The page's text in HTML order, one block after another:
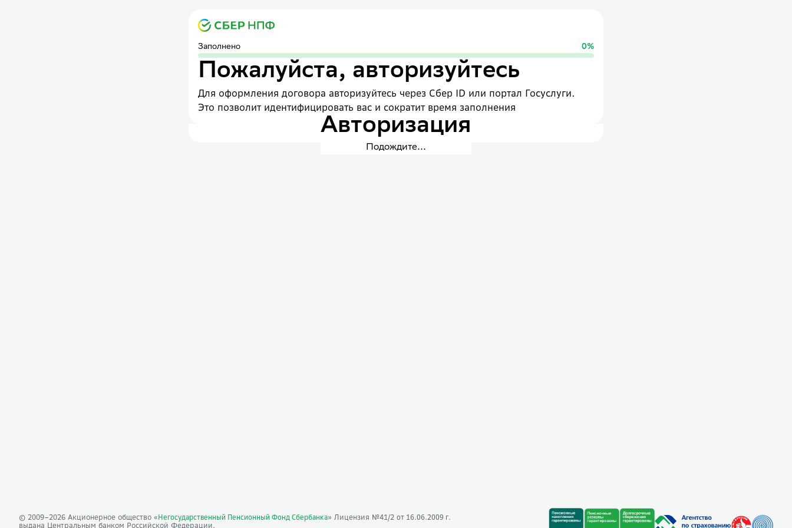
Заполнено 0%
Пожалуйста, авторизуйтесь
Для оформления договора авторизуйтесь через Сбер ID или портал Госуслуги.
Это позволит идентифицировать вас и сократит время заполнения
Авторизация
Подождите...
© 2009–2026 Акционерное общество « Негосударственный Пенсионный Фонд Сбербанка» Лицензия №41/2 от 16.06.2009 г.
выдана Центральным банком Российской Федерации.